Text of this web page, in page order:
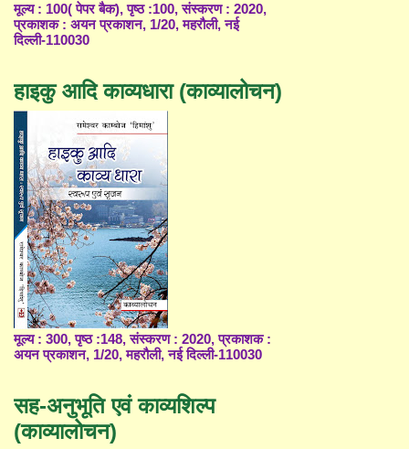
मूल्य : 100( पेपर बैक), पृष्ठ :100, संस्करण : 2020,
प्रकाशक : अयन प्रकाशन, 1/20, महरौली, नई
दिल्ली-110030
हाइकु आदि काव्यधारा (काव्यालोचन)
मूल्य : 300, पृष्ठ :148, संस्करण : 2020, प्रकाशक :
अयन प्रकाशन, 1/20, महरौली, नई दिल्ली-110030
सह-अनुभूति एवं काव्यशिल्प
(काव्यालोचन)